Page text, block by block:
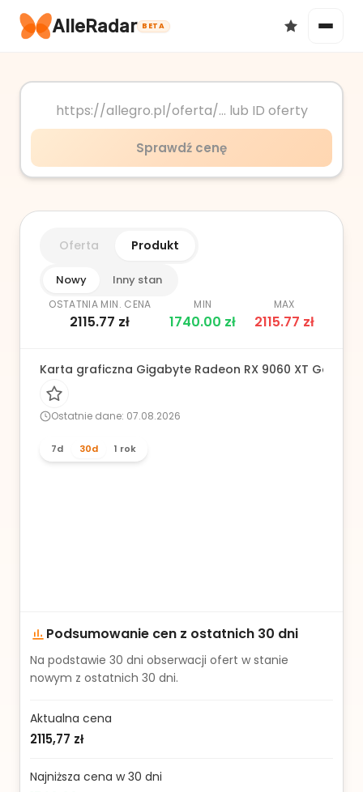
AlleRadar BETA
Okazje
Sprawdź cenę
Oferta Produkt
Nowy Inny stan
OSTATNIA MIN. CENA
2115.77 zł
MIN
1740.00 zł
MAX
2115.77 zł
Karta graficzna Gigabyte Radeon RX 9060 XT Gaming
Ostatnie dane: 07.08.2026
7d 30d 1 rok
Podsumowanie cen z ostatnich 30 dni
Na podstawie 30 dni obserwacji ofert w stanie
nowym z ostatnich 30 dni.
Aktualna cena
2115,77 zł
Najniższa cena w 30 dni